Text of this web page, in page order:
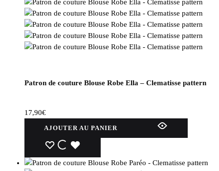
Patron de couture Blouse Robe Ella – Clematisse pattern
17,90€
AJOUTER AU PANIER
WISHLIST
WISHLIST